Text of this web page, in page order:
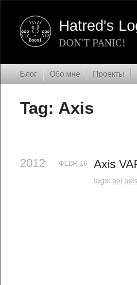
Hatred's
DON'T PANIC!
Блог Обо мне Проекты
Tag: Axis
2012 Axis
ФЕВР. 16
tags: api axis